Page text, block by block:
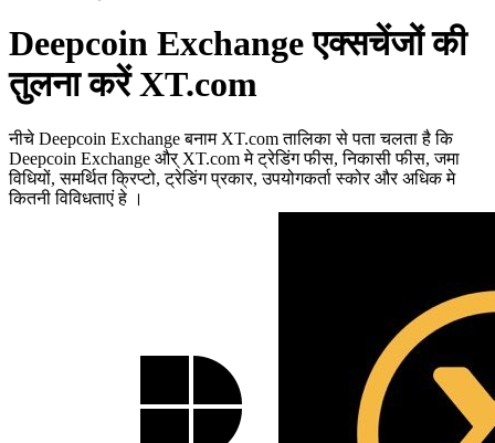
Deepcoin Exchange एक्सचेंजों की
तुलना करें XT.com
नीचे Deepcoin Exchange बनाम XT.com तालिका से पता चलता है कि
Deepcoin Exchange और् XT.com मे ट्रेडिंग फीस, निकासी फीस, जमा
विधियों, समर्थित क्रिप्टो, ट्रेडिंग प्रकार, उपयोगकर्ता स्कोर और अधिक मे
कितनी विविधताएं हे ।